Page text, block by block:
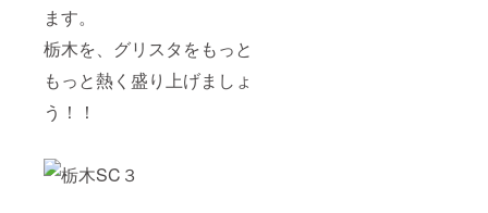
ます。
栃木を、グリスタをもっと
もっと熱く盛り上げましょ
う！！